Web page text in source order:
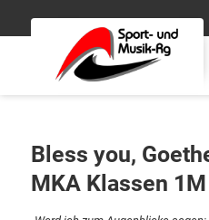
Bless you,
MKA Klassen